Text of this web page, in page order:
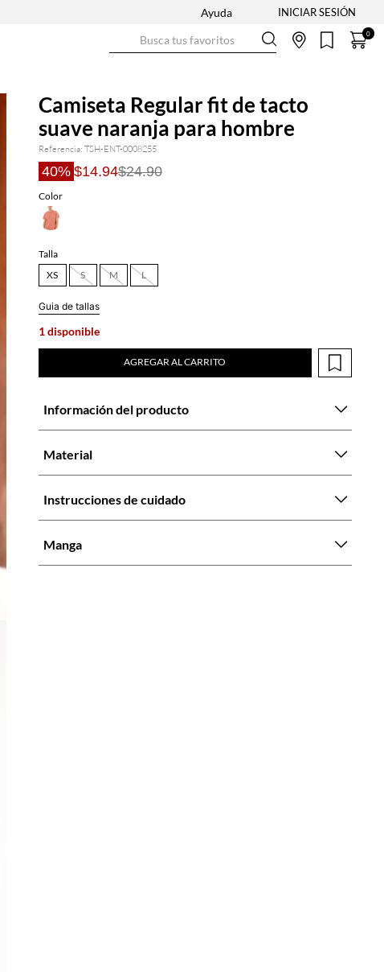
Ayuda
0
Camiseta Regular fit de tacto
suave naranja para hombre
Referencia: TSH-ENT-0008255
40% $14.94$24.90
Color
Talla
XS
S M L
Guia de tallas
1 disponible
AGREGAR AL CARRITO
Información del producto
Material
Instrucciones de cuidado
Manga